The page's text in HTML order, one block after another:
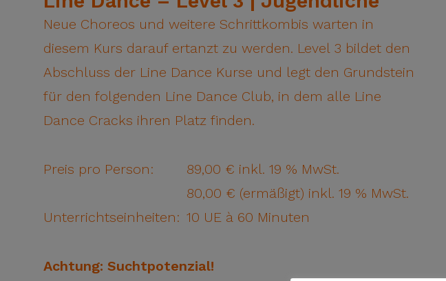
Neue Choreos und weitere Schrittkombis warten in
diesem Kurs darauf ertanzt zu werden. Level 3 bildet den
Abschluss der Line Dance Kurse und legt den Grundstein
für den folgenden Line Dance Club, in dem alle Line
Dance Cracks ihren Platz finden.
Preis pro Person:
89,00 € inkl. 19 % MwSt.
80,00 € (ermäßigt) inkl. 19 % MwSt.
Unterrichtseinheiten: 10 UE à 60 Minuten
Achtung: Suchtpotenzial!